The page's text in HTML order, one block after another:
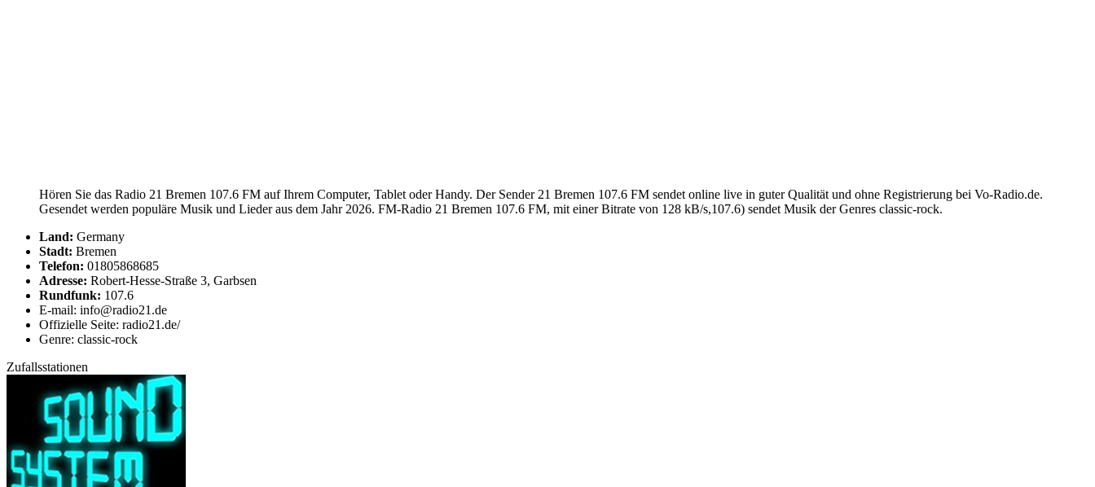
Hören Sie das Radio 21 Bremen 107.6 FM auf Ihrem Computer, Tablet oder Handy. Der Sender 21 Bremen 107.6 FM sendet online live in guter Qualität und ohne Registrierung bei Vo-Radio.de.
Gesendet werden populäre Musik und Lieder aus dem Jahr 2026. FM-Radio 21 Bremen 107.6 FM, mit einer Bitrate von 128 kB/s,107.6) sendet Musik der Genres classic-rock.
Land: Germany
Stadt: Bremen
Telefon: 01805868685
Adresse: Robert-Hesse-Straße 3, Garbsen
Rundfunk: 107.6
E-mail: info@radio21.de
Offizielle Seite: radio21.de/
Genre: classic-rock
Zufallsstationen